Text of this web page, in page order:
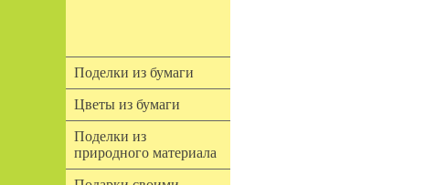
Поделки из бумаги
Цветы из бумаги
Поделки из
природного материала